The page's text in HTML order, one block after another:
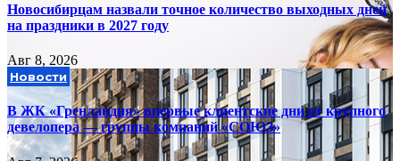
Новосибирцам назвали точное количество выходных дней
на праздники в 2027 году
Авг 8, 2026
Новости
В ЖК «Гренландия» впервые клиентские дни от крупного
девелопера — группы компаний «СОЮЗ»